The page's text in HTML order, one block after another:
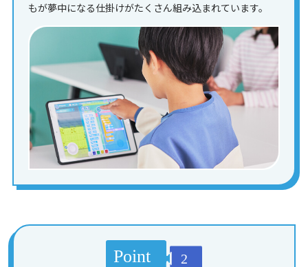
もが夢中になる仕掛けがたくさん組み込まれています。